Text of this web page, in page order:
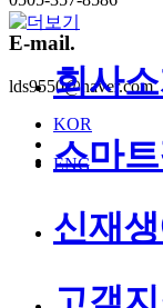
E-mail.
lds9550@naver.com
KOR
ENG
회사
스마
신재
고객